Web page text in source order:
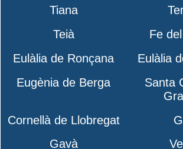
Tiana
Teià
Fe
Eulàlia de Ronçana
Eulàlia
Eugènia de Berga
Santa
Cornellà de Llobregat
Gavà